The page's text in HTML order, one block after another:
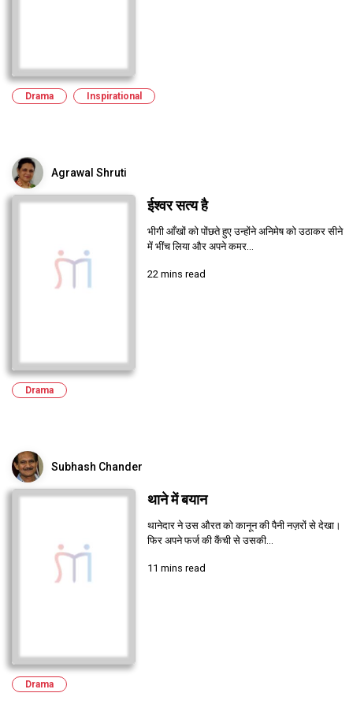
Drama Inspirational
Agrawal Shruti
ईश्वर सत्य है
भीगी आँखों को पोंछते हुए उन्होंने अनिमेष को उठाकर सीने
में भींच लिया और अपने कमर...
22 mins read
Drama
Subhash Chander
थाने में बयान
थानेदार ने उस औरत को कानून की पैनी नज़रों से देखा।
फिर अपने फर्ज की कैंची से उसकी...
11 mins read
Drama